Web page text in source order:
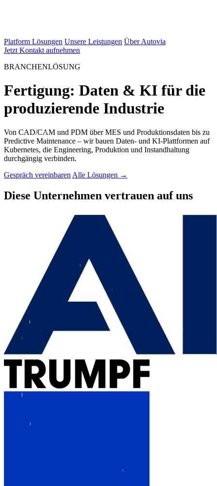
Platform Lösungen Unsere Leistungen Über Autovia
Jetzt Kontakt aufnehmen
BRANCHENLÖSUNG
Fertigung: Daten & KI für die
produzierende Industrie
Von CAD/CAM und PDM über MES und Produktionsdaten bis zu
Predictive Maintenance – wir bauen Daten- und KI-Plattformen auf
Kubernetes, die Engineering, Produktion und Instandhaltung
durchgängig verbinden.
Gespräch vereinbaren Alle Lösungen →
Diese Unternehmen vertrauen auf uns